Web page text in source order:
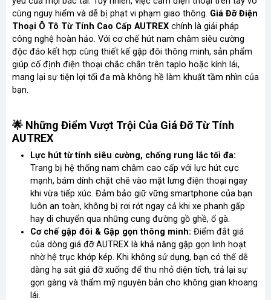
cùng nguy hiểm và dễ bị phạt vi phạm giao thông. Giá Đỡ Điện
Thoại Ô Tô Từ Tính Cao Cấp AUTREX chính là giải pháp
công nghệ hoàn hảo. Với cơ chế hút nam châm siêu cường
độc đáo kết hợp cùng thiết kế gập đôi thông minh, sản phẩm
giúp cố định điện thoại chắc chắn trên taplo hoặc kính lái,
mang lại sự tiện lợi tối đa mà không hề làm khuất tầm nhìn của
bạn.
🌟 Những Điểm Vượt Trội Của Giá Đỡ Từ Tính
AUTREX
Lực hút từ tính siêu cường, chống rung lắc tối đa:
Trang bị hệ thống nam châm cao cấp với lực hút cực
mạnh, bám dính chặt chẽ vào mặt lưng điện thoại ngay
khi vừa tiếp xúc. Đảm bảo giữ vững smartphone của bạn
luôn an toàn, không bị rơi rớt ngay cả khi xe phanh gấp
hay di chuyển qua những cung đường gồ ghề, ổ gà.
Cơ chế gập đôi & Gập gọn thông minh: Điểm đắt giá
của dòng giá đỡ AUTREX là khả năng gập gọn linh hoạt
nhờ hệ trục khớp kép. Khi không sử dụng, bạn có thể dễ
dàng hạ sát giá đỡ xuống để thu nhỏ diện tích, trả lại sự
gọn gàng và thẩm mỹ nguyên bản cho không gian khoang
lái.